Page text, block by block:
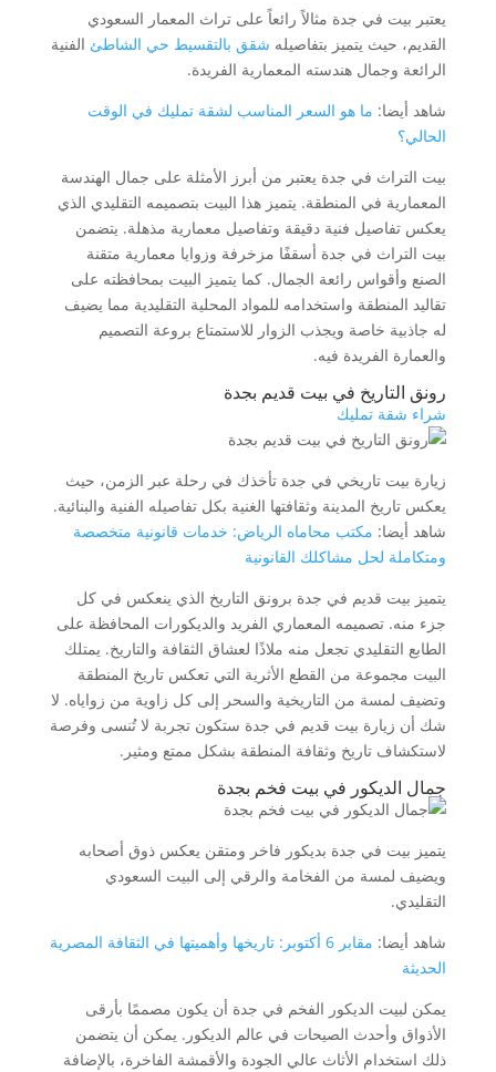
يعتبر بيت في جدة مثالاً رائعاً على تراث المعمار السعودي
القديم، حيث يتميز بتفاصيله شقق بالتقسيط حي الشاطئ الفنية
الرائعة وجمال هندسته المعمارية الفريدة.
شاهد أيضا: ما هو السعر المناسب لشقة تمليك في الوقت
الحالي؟
بيت التراث في جدة يعتبر من أبرز الأمثلة على جمال الهندسة
المعمارية في المنطقة. يتميز هذا البيت بتصميمه التقليدي الذي
يعكس تفاصيل فنية دقيقة وتفاصيل معمارية مذهلة. يتضمن
بيت التراث في جدة أسقفًا مزخرفة وزوايا معمارية متقنة
الصنع وأقواس رائعة الجمال. كما يتميز البيت بمحافظته على
تقاليد المنطقة واستخدامه للمواد المحلية التقليدية مما يضيف
له جاذبية خاصة ويجذب الزوار للاستمتاع بروعة التصميم
والعمارة الفريدة فيه.
رونق التاريخ في بيت قديم بجدة
شراء شقة تمليك
زيارة بيت تاريخي في جدة تأخذك في رحلة عبر الزمن، حيث
يعكس تاريخ المدينة وثقافتها الغنية بكل تفاصيله الفنية والبنائية.
شاهد أيضا: مكتب محاماه الرياض: خدمات قانونية متخصصة
ومتكاملة لحل مشاكلك القانونية
يتميز بيت قديم في جدة برونق التاريخ الذي ينعكس في كل
جزء منه. تصميمه المعماري الفريد والديكورات المحافظة على
الطابع التقليدي تجعل منه ملاذًا لعشاق الثقافة والتاريخ. يمتلك
البيت مجموعة من القطع الأثرية التي تعكس تاريخ المنطقة
وتضيف لمسة من التاريخية والسحر إلى كل زاوية من زواياه. لا
شك أن زيارة بيت قديم في جدة ستكون تجربة لا تُنسى وفرصة
لاستكشاف تاريخ وثقافة المنطقة بشكل ممتع ومثير.
جمال الديكور في بيت فخم بجدة
يتميز بيت في جدة بديكور فاخر ومتقن يعكس ذوق أصحابه
ويضيف لمسة من الفخامة والرقي إلى البيت السعودي
التقليدي.
شاهد أيضا:
مقابر 6 أكتوبر: تاريخها وأهميتها في الثقافة المصرية
الحديثة
يمكن لبيت الديكور الفخم في جدة أن يكون مصممًا بأرقى
الأذواق وأحدث الصيحات في عالم الديكور. يمكن أن يتضمن
ذلك استخدام الأثاث عالي الجودة والأقمشة الفاخرة، بالإضافة